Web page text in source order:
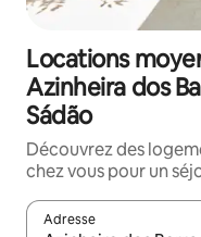
Locations
Azinheira dos
Sádão
Découvrez des
chez vous pour un
Adresse